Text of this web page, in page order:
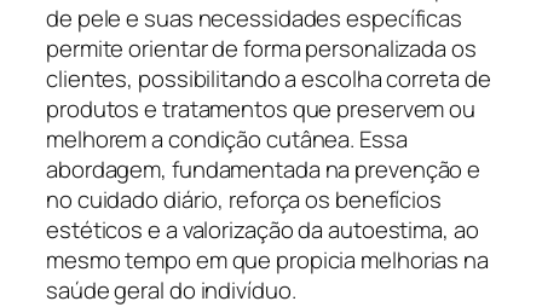
de pele e suas necessidades específicas
permite orientar de forma personalizada os
clientes, possibilitando a escolha correta de
produtos e tratamentos que preservem ou
melhorem a condição cutânea. Essa
abordagem, fundamentada na prevenção e
no cuidado diário, reforça os benefícios
estéticos e a valorização da autoestima, ao
mesmo tempo em que propicia melhorias na
saúde geral do indivíduo.